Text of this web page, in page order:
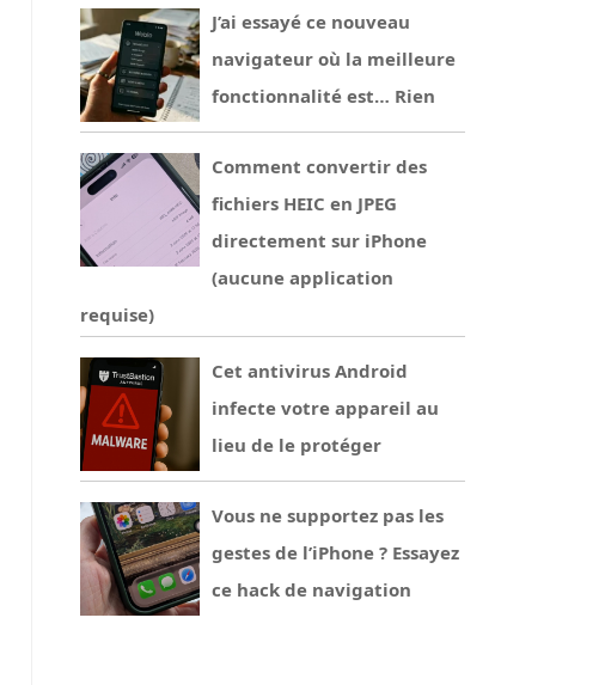
J’ai essayé ce nouveau
navigateur où la meilleure
fonctionnalité est… Rien
Comment convertir des
fichiers HEIC en JPEG
directement sur iPhone
(aucune application
requise)
Cet antivirus Android
infecte votre appareil au
lieu de le protéger
Vous ne supportez pas les
gestes de l’iPhone ? Essayez
ce hack de navigation